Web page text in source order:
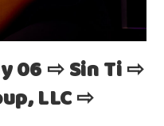
06 ⇨ Sin Ti ⇨
LLC ⇨